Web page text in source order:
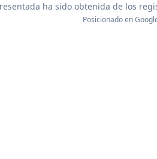
ha sido obtenida de los
Posicionado en